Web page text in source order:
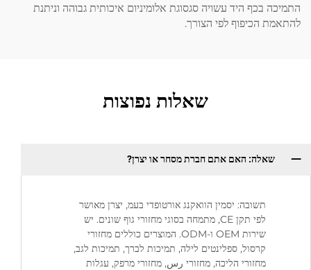
התמיכה בכף היד עשויה סגסוגת אלומיניום איכותית גבוהה וניתנת
להתאמת הכיפוף לפי הצורך.
שאלות נפוצות
שאלה: האם אתם חברת מסחר או יצרן?
תשובה: יסמין הוואקנג אורטופדי בעמ, יצרן מאושר
לפי תקן CE, מתמחה בסוגי מחזורי גוף שונים. יש
שירות OEM ו-ODM. המוצרים כוללים מחזורי
קרסול, ספלינטים לילה, תמיכות לברך, תמיכות לגב,
מחזורי הליכה, מחזורי رس, מחזורי מרפק, עגלות